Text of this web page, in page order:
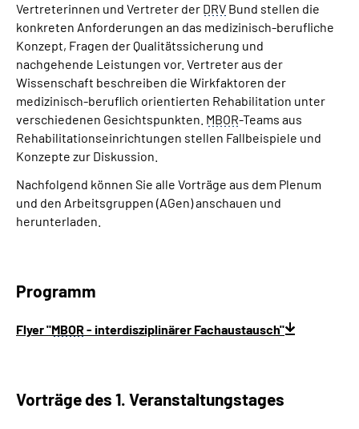
Vertreterinnen und Vertreter der DRV Bund stellen die
konkreten Anforderungen an das medizinisch-berufliche
Konzept, Fragen der Qualitätssicherung und
nachgehende Leistungen vor. Vertreter aus der
Wissenschaft beschreiben die Wirkfaktoren der
medizinisch-beruflich orientierten Rehabilitation unter
verschiedenen Gesichtspunkten. MBOR-Teams aus
Rehabilitationseinrichtungen stellen Fallbeispiele und
Konzepte zur Diskussion.
Nachfolgend können Sie alle Vorträge aus dem Plenum
und den Arbeitsgruppen (AGen) anschauen und
herunterladen.
Programm
Flyer "MBOR- interdisziplinärer Fachaustausch"
Vorträge des 1. Veranstaltungstages